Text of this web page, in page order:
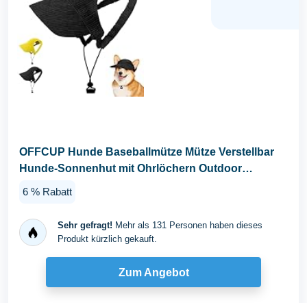
OFFCUP Hunde Baseballmütze Mütze Verstellbar
Hunde-Sonnenhut mit Ohrlöchern Outdoor
6 % Rabatt
Sehr gefragt! Mehr als 131 Personen haben dieses
Produkt kürzlich gekauft.
Zum Angebot